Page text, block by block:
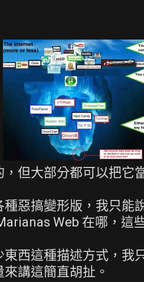
但大部分都可以把它
惡搞變形版，我只能
Web 在哪，這
西這種描述方式，我
講這簡直胡扯。